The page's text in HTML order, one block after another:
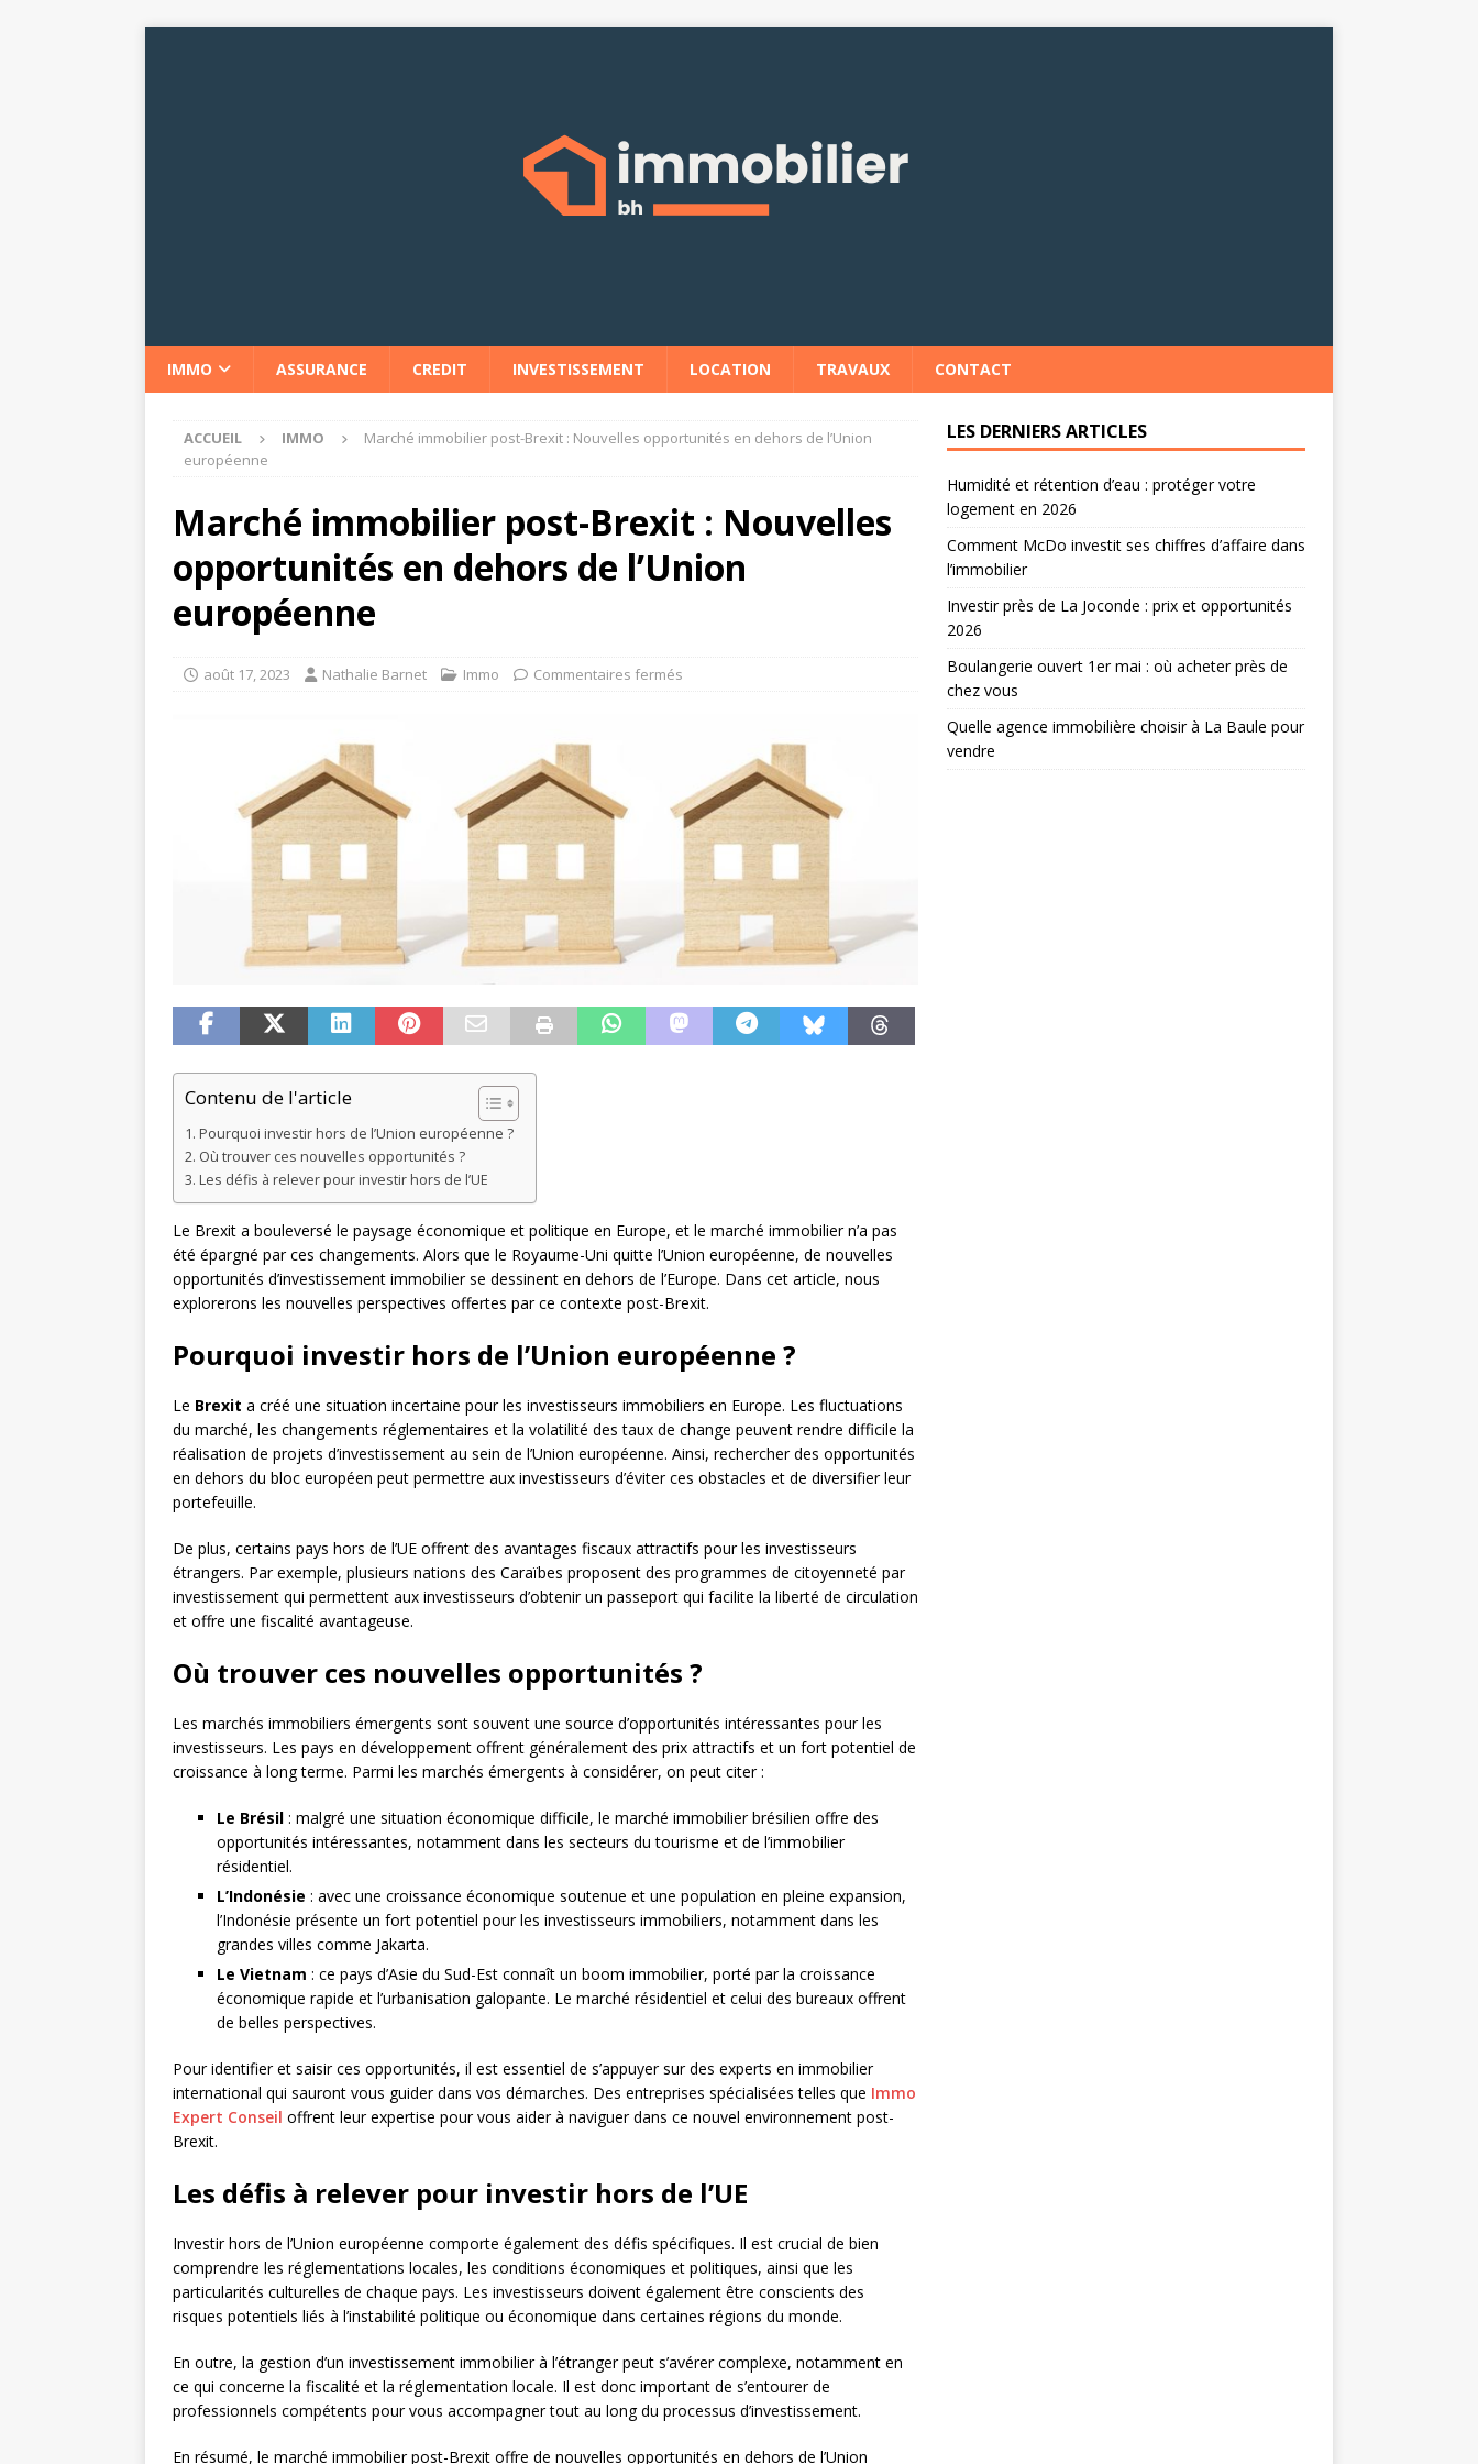
IMMO ASSURANCE CREDIT INVESTISSEMENT LOCATION TRAVAUX CONTACT
ACCUEIL IMMO
Marché immobilier post-Brexit : Nouvelles opportunités en dehors de l’Union
européenne
Marché immobilier post-Brexit : Nouvelles
opportunités en dehors de l’Union
européenne
août 17, 2023 Nathalie Barnet Immo Commentaires fermés
Contenu de l'article
Pourquoi investir hors de l’Union européenne ?
Où trouver ces nouvelles opportunités ?
Les défis à relever pour investir hors de l’UE
Le Brexit a bouleversé le paysage économique et politique en Europe, et le marché immobilier n’a pas
été épargné par ces changements. Alors que le Royaume-Uni quitte l’Union européenne, de nouvelles
opportunités d’investissement immobilier se dessinent en dehors de l’Europe. Dans cet article, nous
explorerons les nouvelles perspectives offertes par ce contexte post-Brexit.
Pourquoi investir hors de l’Union européenne ?
Le Brexit a créé une situation incertaine pour les investisseurs immobiliers en Europe. Les fluctuations
du marché, les changements réglementaires et la volatilité des taux de change peuvent rendre difficile la
réalisation de projets d’investissement au sein de l’Union européenne. Ainsi, rechercher des opportunités
en dehors du bloc européen peut permettre aux investisseurs d’éviter ces obstacles et de diversifier leur
portefeuille.
De plus, certains pays hors de l’UE offrent des avantages fiscaux attractifs pour les investisseurs
étrangers. Par exemple, plusieurs nations des Caraïbes proposent des programmes de citoyenneté par
investissement qui permettent aux investisseurs d’obtenir un passeport qui facilite la liberté de circulation
et offre une fiscalité avantageuse.
Où trouver ces nouvelles opportunités ?
Les marchés immobiliers émergents sont souvent une source d’opportunités intéressantes pour les
investisseurs. Les pays en développement offrent généralement des prix attractifs et un fort potentiel de
croissance à long terme. Parmi les marchés émergents à considérer, on peut citer :
Le Brésil : malgré une situation économique difficile, le marché immobilier brésilien offre des
opportunités intéressantes, notamment dans les secteurs du tourisme et de l’immobilier
résidentiel.
L’Indonésie : avec une croissance économique soutenue et une population en pleine expansion,
l’Indonésie présente un fort potentiel pour les investisseurs immobiliers, notamment dans les
grandes villes comme Jakarta.
Le Vietnam : ce pays d’Asie du Sud-Est connaît un boom immobilier, porté par la croissance
économique rapide et l’urbanisation galopante. Le marché résidentiel et celui des bureaux offrent
de belles perspectives.
Pour identifier et saisir ces opportunités, il est essentiel de s’appuyer sur des experts en immobilier
international qui sauront vous guider dans vos démarches. Des entreprises spécialisées telles que Immo
Expert Conseil offrent leur expertise pour vous aider à naviguer dans ce nouvel environnement post-
Brexit.
Les défis à relever pour investir hors de l’UE
Investir hors de l’Union européenne comporte également des défis spécifiques. Il est crucial de bien
comprendre les réglementations locales, les conditions économiques et politiques, ainsi que les
particularités culturelles de chaque pays. Les investisseurs doivent également être conscients des
risques potentiels liés à l’instabilité politique ou économique dans certaines régions du monde.
En outre, la gestion d’un investissement immobilier à l’étranger peut s’avérer complexe, notamment en
ce qui concerne la fiscalité et la réglementation locale. Il est donc important de s’entourer de
professionnels compétents pour vous accompagner tout au long du processus d’investissement.
En résumé, le marché immobilier post-Brexit offre de nouvelles opportunités en dehors de l’Union
LES DERNIERS ARTICLES
Humidité et rétention d’eau : protéger votre
logement en 2026
Comment McDo investit ses chiffres d’affaire dans
l’immobilier
Investir près de La Joconde : prix et opportunités
2026
Boulangerie ouvert 1er mai : où acheter près de
chez vous
Quelle agence immobilière choisir à La Baule pour
vendre